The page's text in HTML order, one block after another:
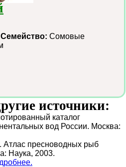
Семейство: Сомовые
источники:
каталог
вод России. Москва:
пресноводных рыб
Наука, 2003.